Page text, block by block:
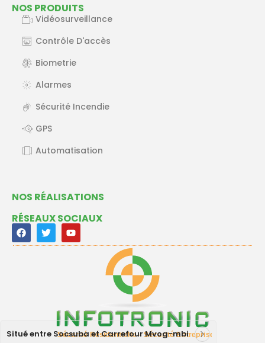
NOS PRODUITS
Vidéosurveillance
Contrôle D'accès
Biometrie
Alarmes
Sécurité Incendie
GPS
Automatisation
NOS RÉALISATIONS
RÉSEAUX SOCIAUX
Situé entre Socsuba et Carrefour Mvog-mbi